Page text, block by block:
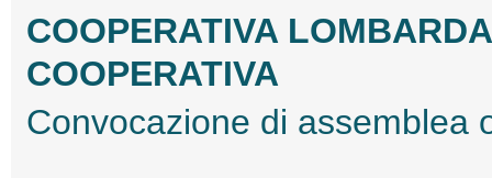
COOPERATIVA
COOPERATIVA
Convocazione di assemblea